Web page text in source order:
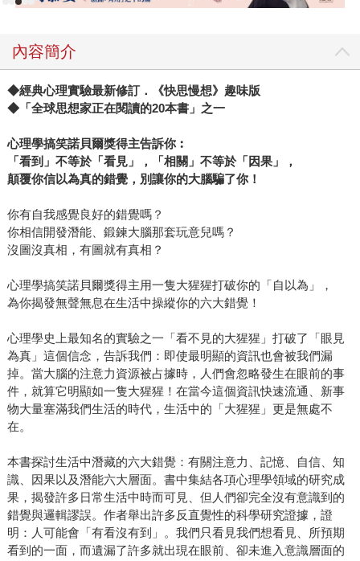
內容簡介
◆經典心理實驗最新修訂．《快思慢想》趣味版
◆「全球思想家正在閱讀的20本書」之一
心理學搞笑諾貝爾獎得主告訴你︰
「看到」不等於「看見」，「相關」不等於「因果」，
顛覆你信以為真的錯覺，別讓你的大腦騙了你！
你有自我感覺良好的錯覺嗎？
你相信開發潛能、鍛鍊大腦那套玩意兒嗎？
沒圖沒真相，有圖就有真相？
心理學搞笑諾貝爾獎得主用一隻大猩猩打破你的「自以為」，
為你揭發無聲無息在生活中操縱你的六大錯覺！
心理學史上最知名的實驗之一「看不見的大猩猩」打破了「眼見
為真」這個信念，告訴我們：即使最明顯的資訊也會被我們漏
掉。當大腦的注意力資源被占據時，人們會忽略發生在眼前的事
件，就算它明顯如一隻大猩猩！在當今這個資訊快速流通、新事
物大量塞滿我們生活的時代，生活中的「大猩猩」更是無處不
在。
本書探討生活中潛藏的六大錯覺：有關注意力、記憶、自信、知
識、因果以及潛能六大層面。書中集結各項心理學領域的研究成
果，揭發許多日常生活中時而可見、但人們卻完全沒有意識到的
錯覺與邏輯謬誤。作者舉出許多反直覺性的科學研究證據，證
明：人可能會「有看沒有到」。我們只看見我們想看見、所預期
看到的一面，而遺漏了許多就出現在眼前、卻未進入意識層面的